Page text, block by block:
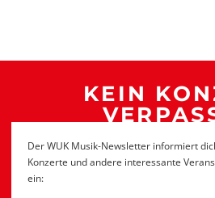
KEIN
Der WUK Musik-Newsletter informiert
Konzerte und andere interessante
ein: